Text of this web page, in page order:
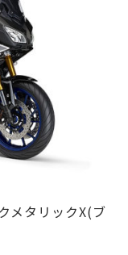
メタリックX(ブ